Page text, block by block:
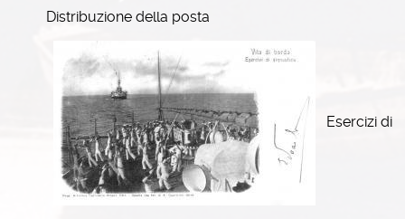
Distribuzione della posta
Esercizi di